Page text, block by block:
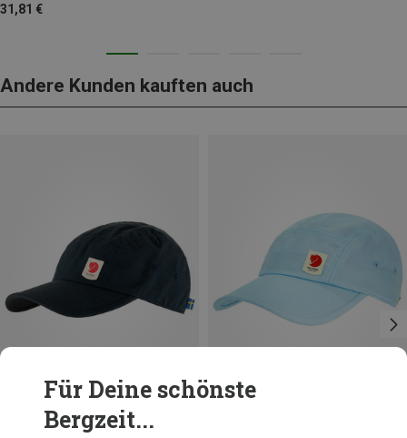
31,81 €
Andere Kunden kauften auch
Für Deine schönste
Bergzeit...